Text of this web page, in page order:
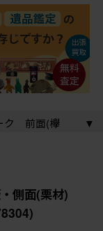
新潟産の
側面(栗材)